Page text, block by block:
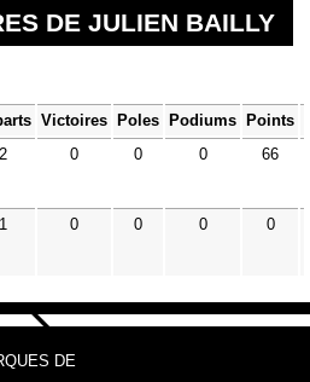
DE JULIEN BAILLY
Victoires Poles Podiums Points
2 0 0 0 66
1 0 0 0 0
DE